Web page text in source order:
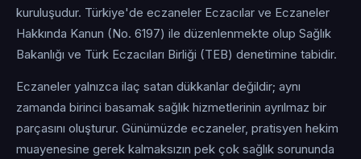
kuruluşudur. Türkiye'de eczaneler Eczacılar ve Eczaneler
Hakkında Kanun (No. 6197) ile düzenlenmekte olup Sağlık
Bakanlığı ve Türk Eczacıları Birliği (TEB) denetimine tabidir.
Eczaneler yalnızca ilaç satan dükkanlar değildir; aynı
zamanda birinci basamak sağlık hizmetlerinin ayrılmaz bir
parçasını oluşturur. Günümüzde eczaneler, pratisyen hekim
muayenesine gerek kalmaksızın pek çok sağlık sorununda